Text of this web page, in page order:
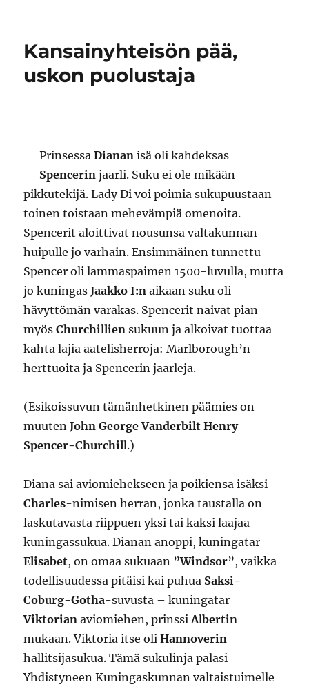
Kansainyhteisön pää,
uskon puolustaja
PrinsessaDianan isä oli kahdeksas
Spencerin jaarli. Suku ei ole mikään
pikkutekijä. Lady Di voi poimia sukupuustaan
toinen toistaan mehevämpiä omenoita.
Spencerit aloittivat nousunsa valtakunnan
huipulle jo varhain. Ensimmäinen tunnettu
Spencer oli lammaspaimen 1500-luvulla, mutta
jo kuningasJaakko I:n aikaan suku oli
hävyttömän varakas. Spencerit naivat pian
myösChurchillien sukuun ja alkoivat tuottaa
kahta lajia aatelisherroja: Marlborough’n
herttuoita ja Spencerin jaarleja.
(Esikoissuvun tämänhetkinen päämies on
muutenJohn George Vanderbilt Henry
Spencer-Churchill.)
Diana sai aviomiehekseen ja poikiensa isäksi
Charles-nimisen herran, jonka taustalla on
laskutavasta riippuen yksi tai kaksi laajaa
kuningassukua. Dianan anoppi, kuningatar
Elisabet, on omaa sukuaan ”Windsor”, vaikka
todellisuudessa pitäisi kai puhua Saksi-
Coburg-Gotha-suvusta – kuningatar
Viktorian aviomiehen, prinssiAlbertin
mukaan. Viktoria itse oliHannoverin
hallitsijasukua. Tämä sukulinja palasi
Yhdistyneen Kuningaskunnan valtaistuimelle